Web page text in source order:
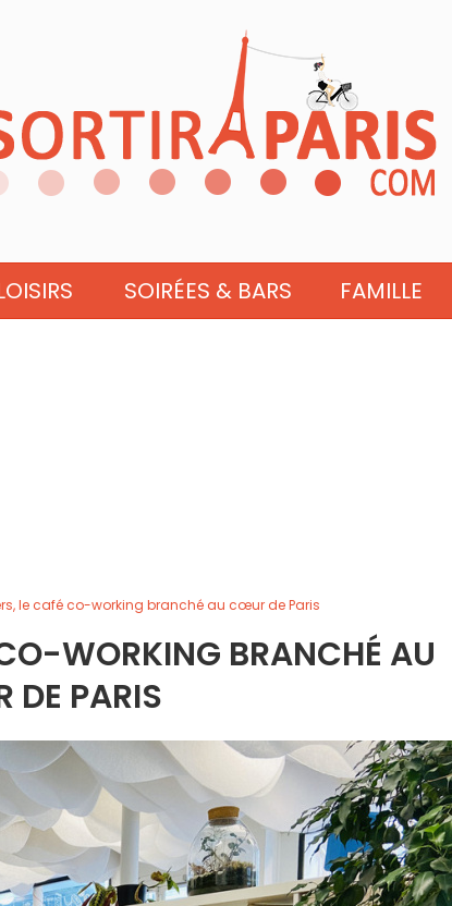
SOIRÉES & BARS FAMILLE
le café co-working branché au cœur de Paris
WORKING BRANCHÉ AU
PARIS